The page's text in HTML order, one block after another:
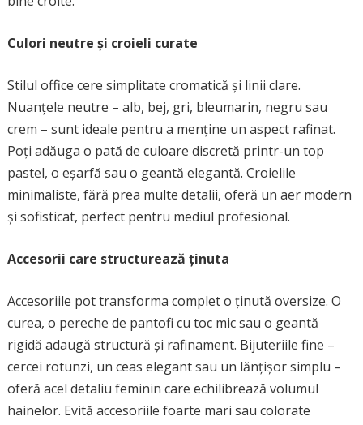
Culori neutre și croieli curate
Stilul office cere simplitate cromatică și linii clare.
Nuanțele neutre – alb, bej, gri, bleumarin, negru sau
crem – sunt ideale pentru a menține un aspect rafinat.
Poți adăuga o pată de culoare discretă printr-un top
pastel, o eșarfă sau o geantă elegantă. Croielile
minimaliste, fără prea multe detalii, oferă un aer modern
și sofisticat, perfect pentru mediul profesional.
Accesorii care structurează ținuta
Accesoriile pot transforma complet o ținută oversize. O
curea, o pereche de pantofi cu toc mic sau o geantă
rigidă adaugă structură și rafinament. Bijuteriile fine –
cercei rotunzi, un ceas elegant sau un lănțișor simplu –
oferă acel detaliu feminin care echilibrează volumul
hainelor. Evită accesoriile foarte mari sau colorate